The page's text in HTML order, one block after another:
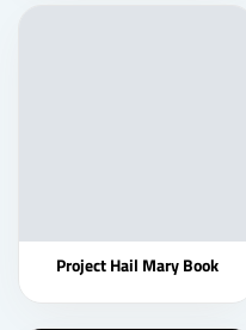
Project Hail Mary Book